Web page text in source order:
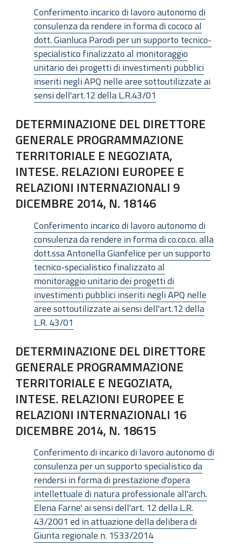
Conferimento incarico di lavoro autonomo di
consulenza da rendere in forma di cococo al
dott. Gianluca Parodi per un supporto tecnico-
specialistico finalizzato al monitoraggio
unitario dei progetti di investimenti pubblici
inseriti negli APQ nelle aree sottoutilizzate ai
sensi dell'art.12 della L.R.43/01
DETERMINAZIONE DEL DIRETTORE
GENERALE PROGRAMMAZIONE
TERRITORIALE E NEGOZIATA,
INTESE. RELAZIONI EUROPEE E
RELAZIONI INTERNAZIONALI 9
DICEMBRE 2014, N. 18146
Conferimento incarico di lavoro autonomo di
consulenza da rendere in forma di co.co.co. alla
dott.ssa Antonella Gianfelice per un supporto
tecnico-specialistico finalizzato al
monitoraggio unitario dei progetti di
investimenti pubblici inseriti negli APQ nelle
aree sottoutilizzate ai sensi dell'art.12 della
L.R. 43/01
DETERMINAZIONE DEL DIRETTORE
GENERALE PROGRAMMAZIONE
TERRITORIALE E NEGOZIATA,
INTESE. RELAZIONI EUROPEE E
RELAZIONI INTERNAZIONALI 16
DICEMBRE 2014, N. 18615
Conferimento di incarico di lavoro autonomo di
consulenza per un supporto specialistico da
rendersi in forma di prestazione d'opera
intellettuale di natura professionale all'arch.
Elena Farne' ai sensi dell'art. 12 della L.R.
43/2001 ed in attuazione della delibera di
Giunta regionale n. 1533/2014